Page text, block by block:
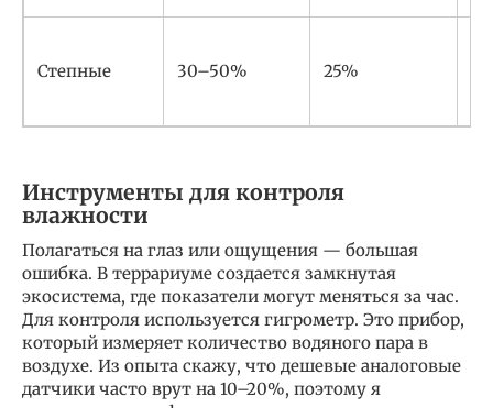
Степные 30–50% 25%
Инструменты для контроля
влажности
Полагаться на глаз или ощущения — большая
ошибка. В террариуме создается замкнутая
экосистема, где показатели могут меняться за час.
Для контроля используется гигрометр. Это прибор,
который измеряет количество водяного пара в
воздухе. Из опыта скажу, что дешевые аналоговые
датчики часто врут на 10–20%, поэтому я